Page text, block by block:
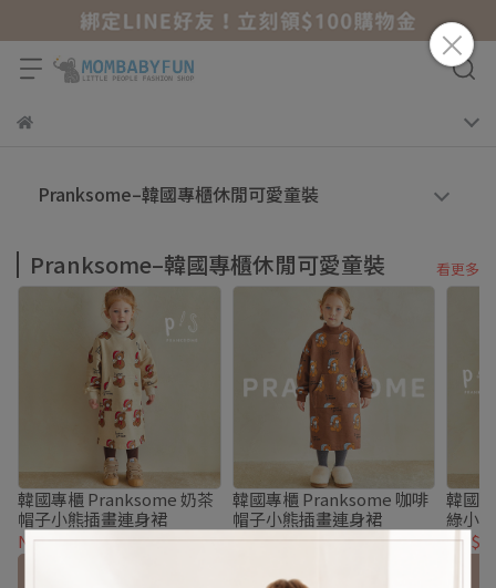
Pranksome–韓國專櫃休閒可愛童裝
Pranksome–韓國專櫃休閒可愛童裝 看更多
韓國專櫃 Pranksome 奶茶
帽子小熊插畫連身裙
NT$1,750
韓國專櫃 Pranksome 咖啡
帽子小熊插畫連身裙
加入購物車
韓國
綠小